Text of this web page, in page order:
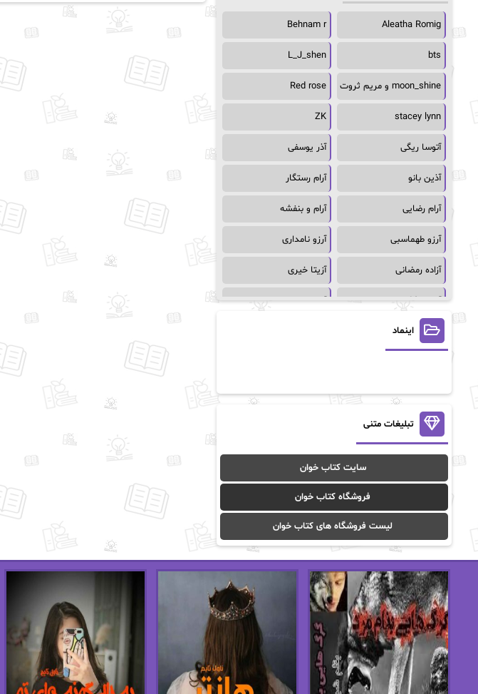
Aleatha Romig
Behnam r
bts
L_J_shen
moon_shine و مریم ثروت Red rose
stacey lynn
ZK
آتوسا ریگی آذر یوسفی
آذین بانو آرام رستگار
آرام رضایی آرام و بنفشه
آرزو طهماسبی آرزو نامداری
آزاده رمضانی آزیتا خیری
آسمان64 آسمان۶۵
آسیه احمدی
آن ماری سلینکو آنا تاد
آنالیا
آوا موسوی آیدا (Aixi)
آیدا باقری آیسان صادقی
ا_اصغر زاده ا_اصغرزاده
اریک مورگنشترن از نیلوفر لاری
استفانی مهیر استل مسکم
اسما کافی اصغر زاده
افسانه سماوات اکرم محمدی
ال جی اسمیت الف صاد
اینماد
تبلیغات متنی
سایت کتاب خوان
فروشگاه کتاب خوان
لیست فروشگاه های کتاب خوان